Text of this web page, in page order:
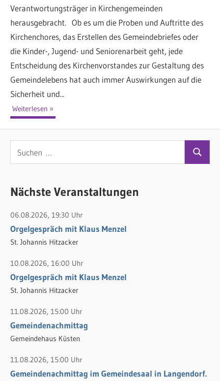
Verantwortungsträger in Kirchengemeinden
herausgebracht. Ob es um die Proben und Auftritte des
Kirchenchores, das Erstellen des Gemeindebriefes oder
die Kinder-, Jugend- und Seniorenarbeit geht, jede
Entscheidung des Kirchenvorstandes zur Gestaltung des
Gemeindelebens hat auch immer Auswirkungen auf die
Sicherheit und...
Weiterlesen
u
h
n
n
a
c
h
:
Nächste Veranstaltungen
06.08.2026, 19:30 Uhr
Orgelgespräch mit Klaus Menzel
St. Johannis Hitzacker
10.08.2026, 16:00 Uhr
Orgelgespräch mit Klaus Menzel
St. Johannis Hitzacker
11.08.2026, 15:00 Uhr
Gemeindenachmittag
Gemeindehaus Küsten
11.08.2026, 15:00 Uhr
Gemeindenachmittag im Gemeindesaal in Langendorf.